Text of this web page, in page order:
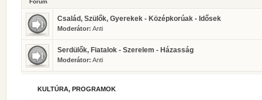
Fórum
Család, Szülők, Gyerekek - Középkorúak - Idősek
Moderátor: Anti
Serdülők, Fiatalok - Szerelem - Házasság
Moderátor: Anti
KULTÚRA, PROGRAMOK